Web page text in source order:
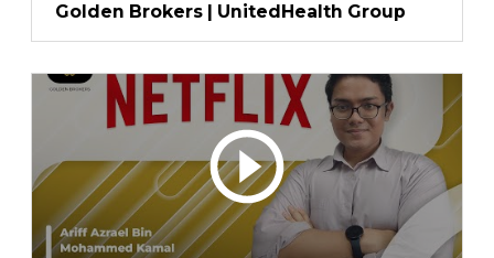
Golden Brokers | UnitedHealth Group